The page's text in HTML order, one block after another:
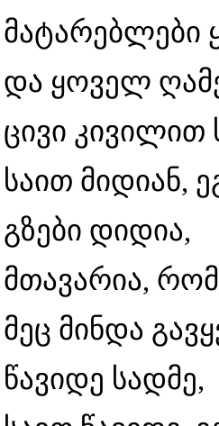
და ყოველ
ცივი კივილით
საით მიდიან,
გზები დიდია,
მთავარია,
მეც მინდა
წავიდე სადმე,